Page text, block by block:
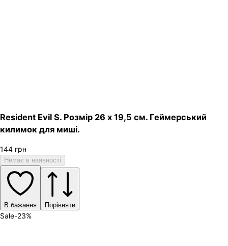
Resident Evil S. Розмір 26 х 19,5 см. Геймерський
килимок для миші.
144 грн
Немає в наявності
В бажання Порівняти
Sale-23%